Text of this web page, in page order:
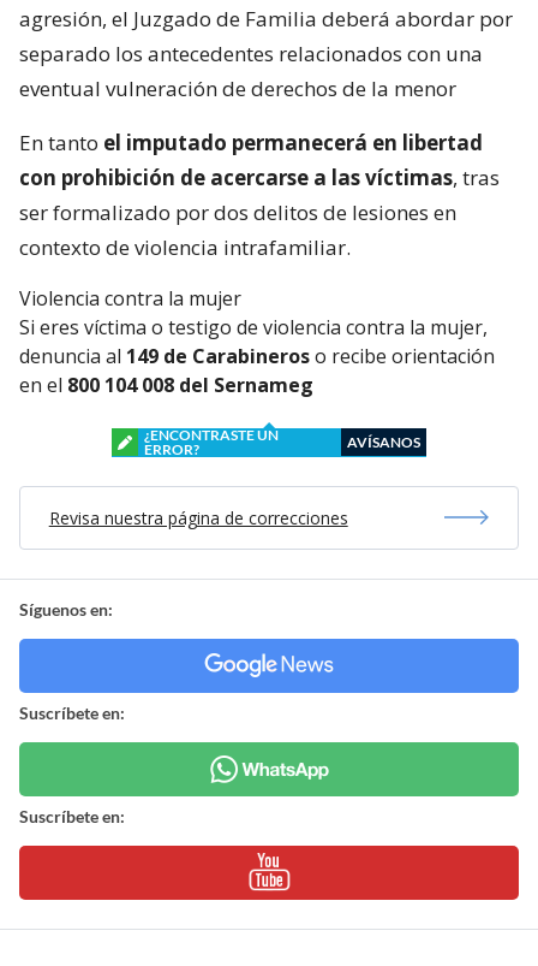
agresión, el Juzgado de Familia deberá abordar por
separado los antecedentes relacionados con una
eventual vulneración de derechos de la menor
En tanto el imputado permanecerá en libertad
con prohibición de acercarse a las víctimas, tras
ser formalizado por dos delitos de lesiones en
contexto de violencia intrafamiliar.
Violencia contra la mujer
Si eres víctima o testigo de violencia contra la mujer,
denuncia al 149 de Carabineroso recibe orientación
en el 800 104 008 del Sernameg
¿ENCONTRASTE UN
ERROR?
AVÍSANOS
Revisa nuestra página de correcciones
Síguenos en:
Suscríbete en:
Suscríbete en: